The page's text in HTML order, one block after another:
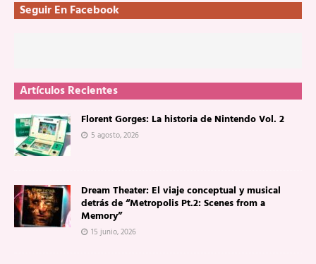
Seguir En Facebook
Artículos Recientes
Florent Gorges: La historia de Nintendo Vol. 2
5 agosto, 2026
Dream Theater: El viaje conceptual y musical
detrás de “Metropolis Pt.2: Scenes from a
Memory”
15 junio, 2026